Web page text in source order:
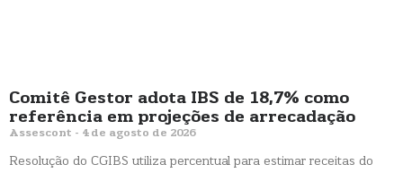
Comitê Gestor adota IBS de 18,7% como
referência em projeções de arrecadação
Assescont 4 de agosto de 2026
Resolução do CGIBS utiliza percentual para estimar receitas do